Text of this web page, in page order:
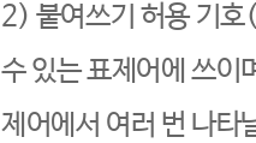
2) 붙여쓰기 허용 기호
수 있는 표제어에 쓰이
제어에서 여러 번 나타